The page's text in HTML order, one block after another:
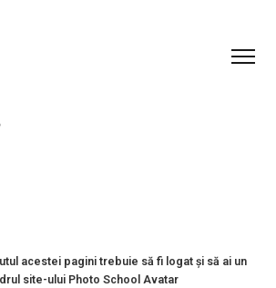
acestei pagini trebuie să fi logat și să ai un
site-ului Photo School Avatar